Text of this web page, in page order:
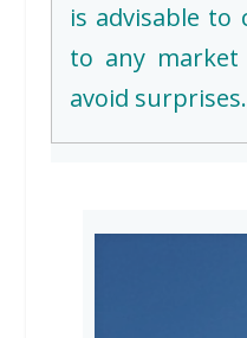
is advisable to
to any
avoid surprises.